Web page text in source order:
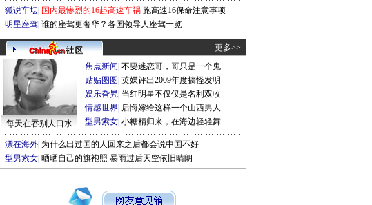
狐说车坛 国内最惨烈的16起高速车祸 跑高速16保命注意事项
明星座驾 谁的座驾更奢华？各国领导人座驾一览
更多>>
每天在吞别人口水
焦点新闻 不要迷恋哥，哥只是一个鬼
贴贴图图 英媒评出2009年度搞怪发明
娱乐旮旯 当红明星不仅仅是名利双收
情感世界 后悔嫁给这样一个山西男人
型男索女 小糖精归来，在海边轻轻舞
漂在海外 为什么出过国的人回来之后都会说中国不好
型男索女 晒晒自己的旗袍照 暴雨过后天空依旧晴朗